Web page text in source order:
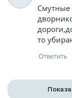
Смутные
то